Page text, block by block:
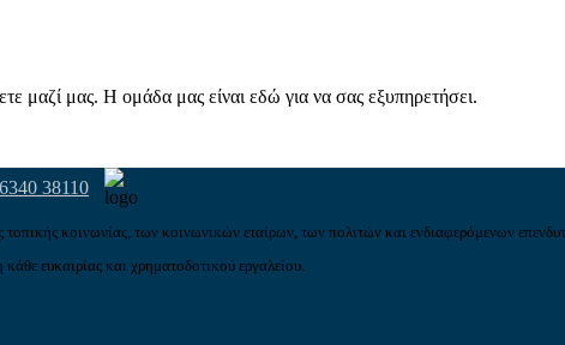
μαζί μας. Η ομάδα μας είναι εδώ για να σας εξυπηρετήσει.
38110
κοινωνίας, των κοινωνικών εταίρων, των πολιτών και ενδιαφερόμενων
ευκαιρίας και χρηματοδοτικού εργαλείου.